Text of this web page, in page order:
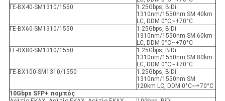
ΓΕ-ΒΧ40-SM1310/1550
1.25Gbps, BiDi
1310nm/1550nm SM 40km
LC, DDM 0°C~+70°C
ΓΕ-ΒΧ60-SM1310/1550
1.25Gbps, BiDi
1310nm/1550nm SM 60km
LC, DDM 0°C~+70°C
ΓΕ-ΒΧ80-SM1310/1550
1.25Gbps, BiDi
1310nm/1550nm SM 80km
LC, DDM 0°C~+70°C
ΓΕ-ΒΧ100-SM1310/1550
1.25Gbps, BiDi
1310nm/1550nm SM
120km LC, DDM 0°C~+70°C
10Gbps SFP+ πομπός